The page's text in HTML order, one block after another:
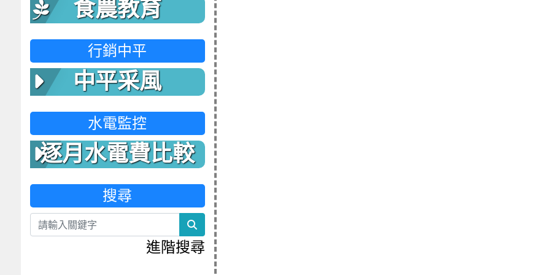
食農教育
行銷中平
中平采風
水電監控
逐月水電費比較
表
搜尋
search
進階搜尋